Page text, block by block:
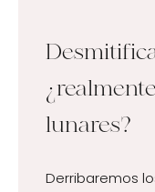
lunares?
Derribaremos